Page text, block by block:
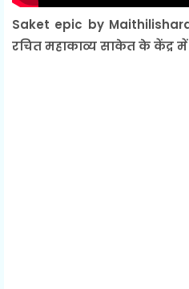
Saket epic by
रचित महाकाव्य साकेत के केंद्र